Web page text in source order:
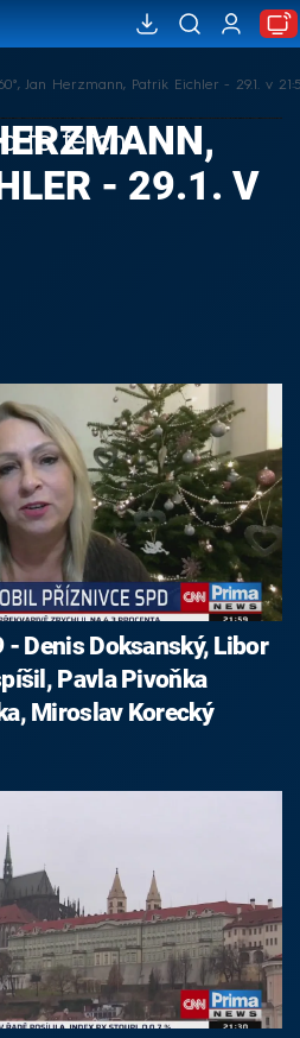
Jan Herzmann, Patrik Eichler - 29.1. v
to fetch
- 29.1. V
- Denis Doksanský, Libor
Pavla Pivoňka
Miroslav Korecký